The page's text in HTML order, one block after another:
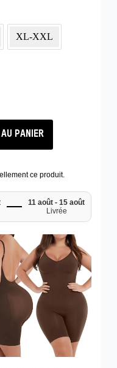
XL-XXL
PANIER
ce produit.
11 août - 15 août
Livrée